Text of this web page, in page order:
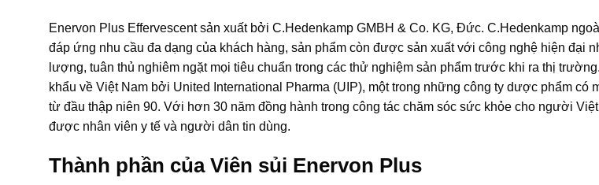
Enervon Plus Effervescent sản xuất bởi C.Hedenkamp GMBH & Co. KG, Đức. C.Hedenkamp
đáp ứng nhu cầu đa dạng của khách hàng, sản phẩm còn được sản xuất với công nghệ hiện đại
lượng, tuân thủ nghiêm ngặt mọi tiêu chuẩn trong các thử nghiệm sản phẩm trước khi ra thị
khẩu về Việt Nam bởi United International Pharma (UIP), một trong những công ty dược phẩm có
từ đầu thập niên 90. Với hơn 30 năm đồng hành trong công tác chăm sóc sức khỏe cho người
được nhân viên y tế và người dân tin dùng.
Thành phần của Viên sủi Enervon Plus